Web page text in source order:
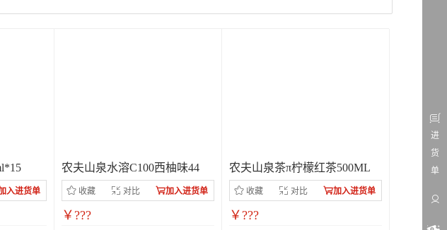
进
货
单
入进货单
农夫山泉水溶C100西柚味44
收藏 对比 加入进货单
￥???
农夫山泉茶π柠檬红茶500ML
收藏 对比 加入进货单
￥???